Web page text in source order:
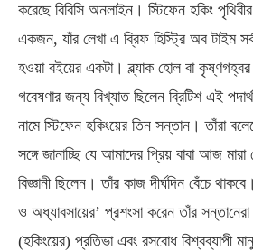
করেছে বিবিসি অনলাইন। স্টিফেন হকিং পৃথিবীর
একজন, যাঁর লেখা এ ব্রিফ হিস্ট্রি অব টাইম
হওয়া বইয়ের একটা। ব্ল্যাক হোল বা
গবেষণার জন্য বিখ্যাত ছিলেন ব্রিটিশ এই
নামে স্টিফেন হকিংয়ের তিন সন্তান। তাঁরা
সঙ্গে জানাচ্ছি যে আমাদের প্রিয় বাবা আজ
বিজ্ঞানী ছিলেন। তাঁর কাজ দীর্ঘদিন বেঁচে
ও অধ্যাবসায়ের’ প্রশংসা করেন তাঁর
(হকিংয়ের) প্রতিভা এবং রসবোধ বিশ্বব্যাপী